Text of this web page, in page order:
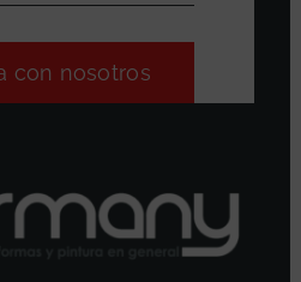
con nosotros